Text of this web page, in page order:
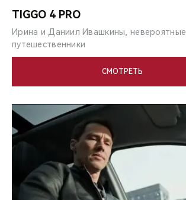
TIGGO 4 PRO
Ирина и Даниил Ивашкины,
путешественники
СМОТРЕТЬ